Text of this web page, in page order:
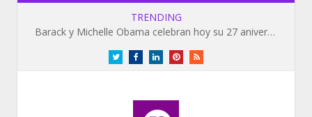
TRENDING
Barack y Michelle Obama celebran hoy su 27 aniversario de bodas
TwitterFacebookLinkedInPinterestRSS